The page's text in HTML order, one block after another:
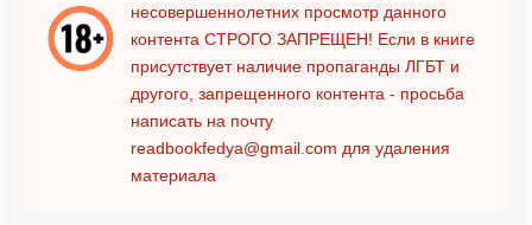
несовершеннолетних просмотр данного
контента СТРОГО ЗАПРЕЩЕН! Если в книге
присутствует наличие пропаганды ЛГБТ и
другого, запрещенного контента - просьба
написать на почту
readbookfedya@gmail.com для удаления
материала